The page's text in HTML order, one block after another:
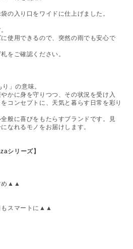
の入り口をワイドに仕上げました。
使用できるので、突然の雨でも安心で
をご確認ください。
」の意味。
かに身を守りつつ、その状況を受け入
コンセプトに、天気と暮らす日常を彩り
般に喜びをもたらすブランドです。見
なれるモノをお届けします。
シリーズ】
め▲▲
もスマートに▲▲